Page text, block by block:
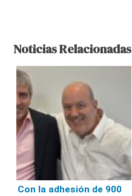
Noticias Relacionadas
Con la adhesión de 900